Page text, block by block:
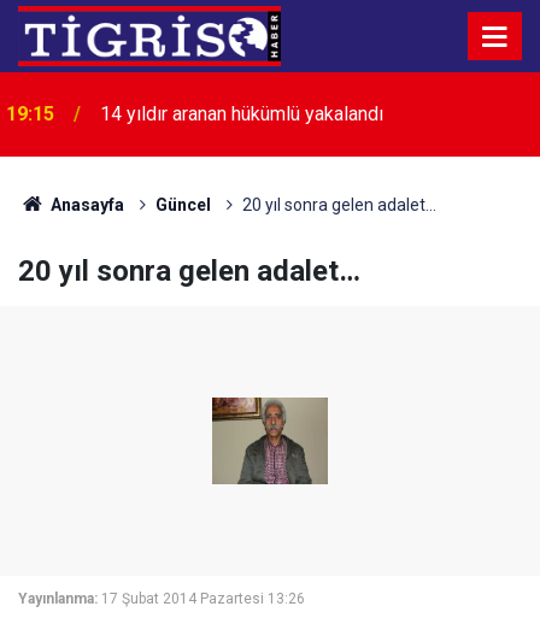
18:48 Servis minibüsü tıra çarptı: 7 yaralı
Anasayfa Güncel 20 yıl sonra gelen adalet…
20 yıl sonra gelen adalet…
Yayınlanma: 17 Şubat 2014 Pazartesi 13:26